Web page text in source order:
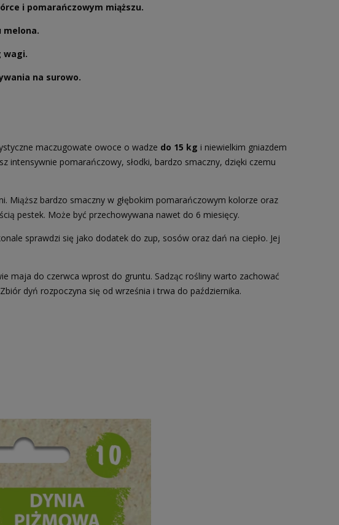
i pomarańczowym miąższu.
melona.
wagi.
na surowo.
maczugowate owoce o wadze do 15 kg i niewielkim gniazdem
intensywnie pomarańczowy, słodki, bardzo smaczny, dzięki czemu
Miąższ bardzo smaczny w głębokim pomarańczowym kolorze oraz
pestek. Może być przechowywana nawet do 6 miesięcy.
sprawdzi się jako dodatek do zup, sosów oraz dań na ciepło. Jej
maja do czerwca wprost do gruntu. Sadząc rośliny warto zachować
dyń rozpoczyna się od września i trwa do października.